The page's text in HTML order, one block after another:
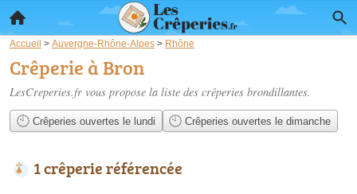
Accueil > Auvergne-Rhône-Alpes > Rhône
Crêperie à Bron
LesCreperies.fr vous propose la liste des crêperies brondillantes.
Crêperies ouvertes le lundi Crêperies ouvertes le dimanche
1 crêperie référencée